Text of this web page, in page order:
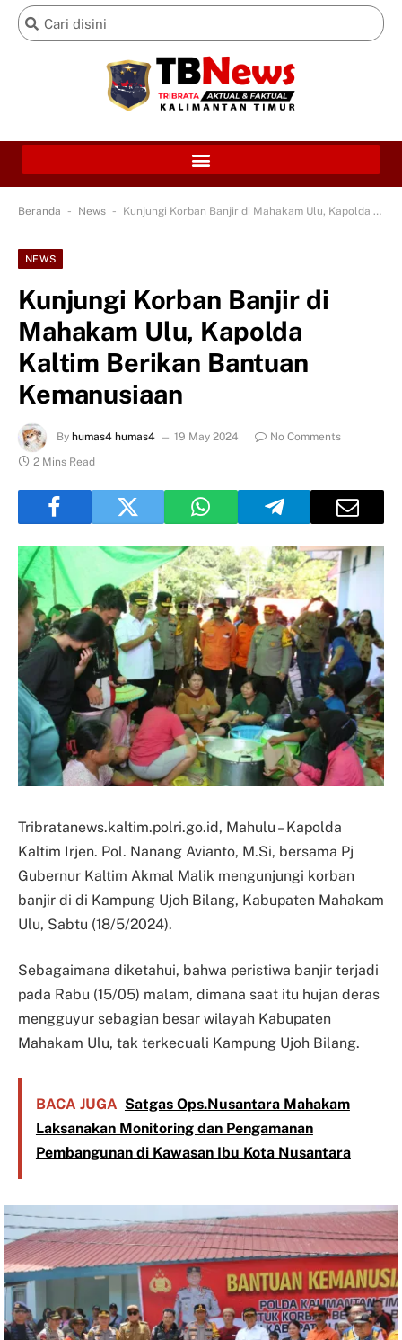
Beranda - News - Kunjungi Korban Banjir di Mahakam Ulu, Kapolda Kaltim Berikan Bantuan Kemanusiaan
NEWS
Kunjungi Korban Banjir di
Mahakam Ulu, Kapolda
Kaltim Berikan Bantuan
Kemanusiaan
By humas4 humas4 19 May 2024
No Comments
2 Mins Read
Tribratanews.kaltim.polri.go.id, Mahulu – Kapolda
Kaltim Irjen. Pol. Nanang Avianto, M.Si, bersama Pj
Gubernur Kaltim Akmal Malik mengunjungi korban
banjir di di Kampung Ujoh Bilang, Kabupaten Mahakam
Ulu, Sabtu (18/5/2024).
Sebagaimana diketahui, bahwa peristiwa banjir terjadi
pada Rabu (15/05) malam, dimana saat itu hujan deras
mengguyur sebagian besar wilayah Kabupaten
Mahakam Ulu, tak terkecuali Kampung Ujoh Bilang.
BACA JUGA Satgas Ops.Nusantara Mahakam
Laksanakan Monitoring dan Pengamanan
Pembangunan di Kawasan Ibu Kota Nusantara